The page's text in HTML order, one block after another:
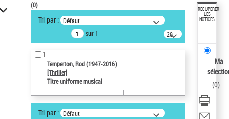
VOTRE RECHERCHE
Recherche avancée dans les
notices d’autorité
Œuvres liées à l'auteur :
Temperton, Rod (1947-2016)
Type de notice d'autorité
(0)
Tri par : Défaut
sur 1
20
résultats/page
1
Temperton, Rod (1947-2016)
[Thriller]
Titre uniforme musical
Tri par : Défaut
RÉCUPÉRER
LES
NOTICES
Ma
(0)